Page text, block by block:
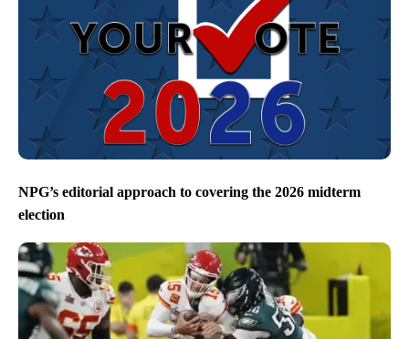
NPG’s editorial approach to covering the 2026 midterm
election